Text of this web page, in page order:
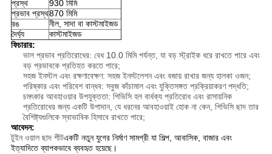
প্রস্থ
930 মিমি
প্রভাব প্রস্থ870 মিমি
রঙ
নীল, সাদা বা কাস্টমাইজড
দৈর্ঘ্য
কাস্টমাইজড
ফিচারার:
ভাল প্রভাব প্রতিরোধের: বেধ 10.0 মিমি পর্যন্ত, যা বড় স্ট্রাইক ধরে রাখতে পারে এবং
বড় প্রভাবকে প্রতিহত করতে পারে;
সহজ ইনস্টল এবং রক্ষণাবেক্ষণ: সহজ ইনস্টলেশন এবং বজায় রাখার জন্য হালকা ওজন;
পরিষ্কার এবং পরিবেশ বান্ধব: সবুজ কাঁচামাল এবং যুক্তিসঙ্গত প্রক্রিয়াকরণ পদ্ধতি;
চমৎকার আবহাওয়ার উপযুক্ততা: পিভিসি হল বার্ধক্য প্রতিরোধ এবং রাসায়নিক
প্রতিরোধের জন্য একটি উপাদান, যে ধরনের আবহাওয়াই হোক না কেন, পিভিসি ছাদ তার
বৈশিষ্ট্যগুলিকে স্বাভাবিক হিসাবে রাখতে পারে;
আবেদন:
টুইন ওয়াল ছাদ শীটএকটি নতুন যুগের নির্মাণ সামগ্রী যা শিল্প, আবাসিক, বাজার এবং
ইত্যাদিতে ব্যাপকভাবে ব্যবহৃত হয়েছে।